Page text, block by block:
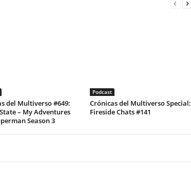
del Multiverso #649:
– My Adventures
Season 3
Podcast
Crónicas del Multiverso Special:
Fireside Chats #141